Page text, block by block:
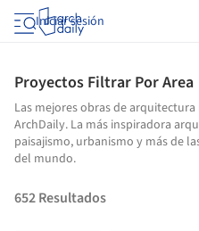
Iniciar sesión
Proyectos Filtrar Por Area
Las mejores obras de
ArchDaily. La más inspiradora
paisajismo, urbanismo y más de
del mundo.
652Resultados